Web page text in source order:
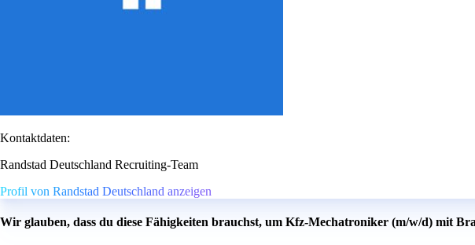
Kontaktdaten:
Randstad Deutschland Recruiting-Team
Profil von Randstad Deutschland anzeigen
Wir glauben, dass du diese Fähigkeiten brauchst, um Kfz-Mechatroniker (m/w/d) mit